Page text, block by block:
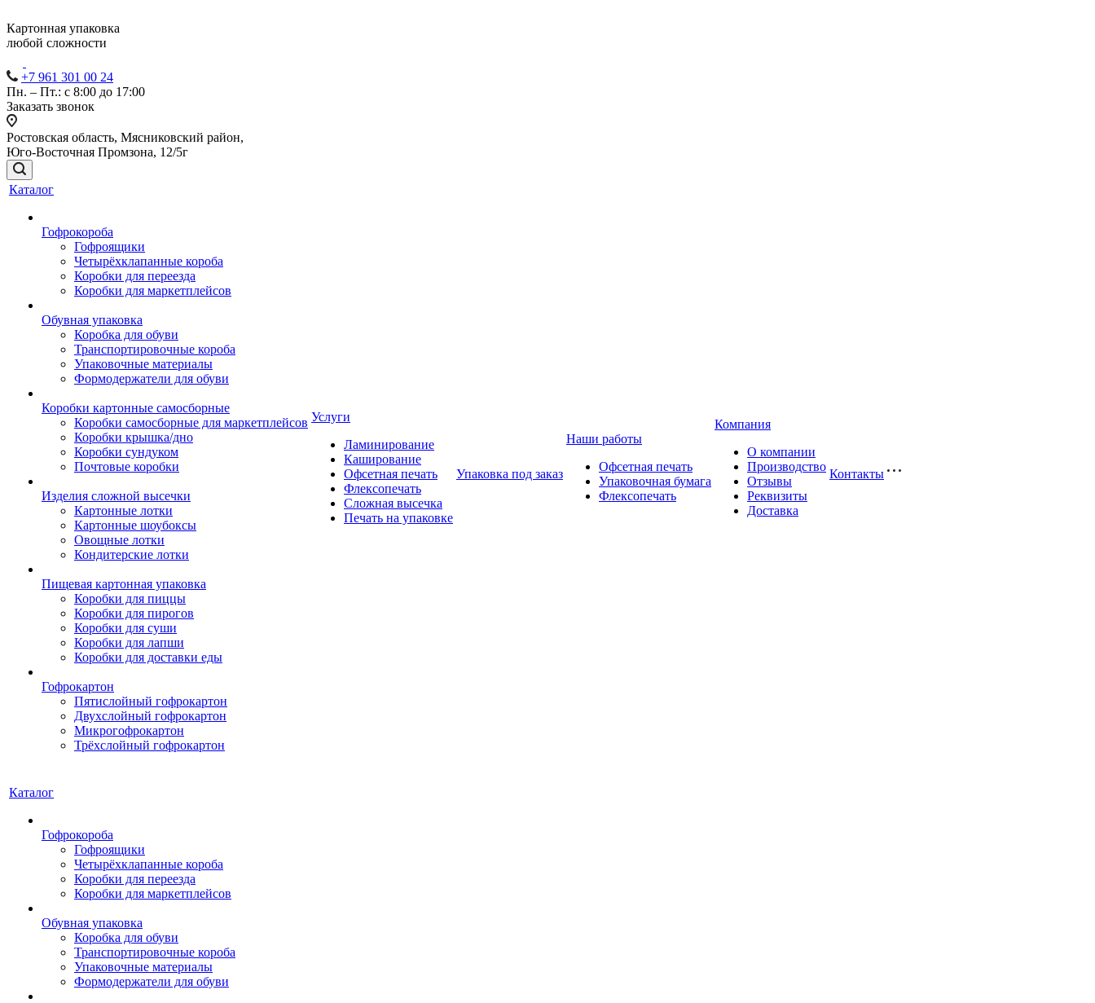
Картонная упаковка
любой сложности
+7 961 301 00 24
Пн. – Пт.: с 8:00 до 17:00
Заказать звонок
Ростовская область, Мясниковский район,
Юго-Восточная Промзона, 12/5г
Каталог
Гофрокороба
Гофроящики
Четырёхклапанные короба
Коробки для переезда
Коробки для маркетплейсов
Обувная упаковка
Коробка для обуви
Транспортировочные короба
Упаковочные материалы
Формодержатели для обуви
Коробки картонные самосборные
Коробки самосборные для маркетплейсов
Коробки крышка/дно
Коробки сундуком
Почтовые коробки
Изделия сложной высечки
Картонные лотки
Картонные шоубоксы
Овощные лотки
Кондитерские лотки
Пищевая картонная упаковка
Коробки для пиццы
Коробки для пирогов
Коробки для суши
Коробки для лапши
Коробки для доставки еды
Гофрокартон
Пятислойный гофрокартон
Двухслойный гофрокартон
Микрогофрокартон
Трёхслойный гофрокартон
Услуги
Ламинирование
Каширование
Офсетная печать
Флексопечать
Сложная высечка
Печать на упаковке
Упаковка под заказ
Наши работы
Офсетная печать
Упаковочная бумага
Флексопечать
Компания
О компании
Производство
Отзывы
Реквизиты
Доставка
Контакты
Каталог
Гофрокороба
Гофроящики
Четырёхклапанные короба
Коробки для переезда
Коробки для маркетплейсов
Обувная упаковка
Коробка для обуви
Транспортировочные короба
Упаковочные материалы
Формодержатели для обуви